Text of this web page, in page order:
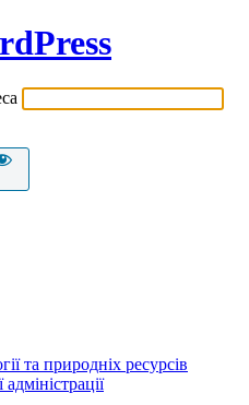
та природніх ресурсів